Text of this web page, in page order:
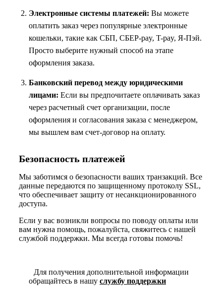
Электронные системы платежей: Вы можете
оплатить заказ через популярные электронные
кошельки, такие как СБП, СБЕР-pay, T-pay, Я-Пэй.
Просто выберите нужный способ на этапе
оформления заказа.
Банковский перевод между юридическими
лицами: Если вы предпочитаете оплачивать заказ
через расчетный счет организации, после
оформления и согласования заказа с менеджером,
мы вышлем вам счет-договор на оплату.
Безопасность платежей
Мы заботимся о безопасности ваших транзакций. Все
данные передаются по защищенному протоколу SSL,
что обеспечивает защиту от несанкционированного
доступа.
Если у вас возникли вопросы по поводу оплаты или
вам нужна помощь, пожалуйста, свяжитесь с нашей
службой поддержки. Мы всегда готовы помочь!
Для получения дополнительной информации
обращайтесь в нашу службу поддержки